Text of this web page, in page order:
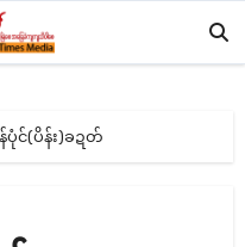
ပုံင်(ပိန်း)ခဍတ်